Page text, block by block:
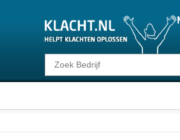
Klacht melden
Consumentenrecht